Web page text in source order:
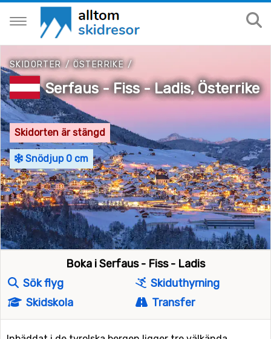
SKIDORTER /ÖSTERRIKE /
Serfaus - Fiss - Ladis, Österrike
Skidorten är stängd
Snödjup 0 cm
Boka i Serfaus - Fiss - Ladis
Sök flyg
Skiduthyrning
Skidskola
Transfer